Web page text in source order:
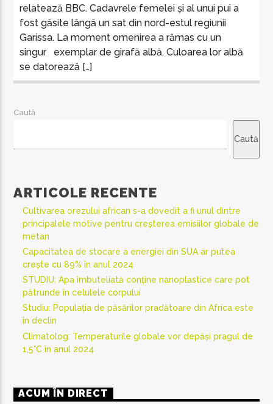
relatează BBC. Cadavrele femelei și al unui pui a
fost găsite lângă un sat din nord-estul regiunii
Garissa. La moment omenirea a rămas cu un
singur exemplar de girafă albă. Culoarea lor albă
se datorează […]
Caută
Caută
ARTICOLE RECENTE
Cultivarea orezului african s-a dovedit a fi unul dintre
principalele motive pentru creșterea emisiilor globale de
metan
Capacitatea de stocare a energiei din SUA ar putea
crește cu 89% în anul 2024
STUDIU: Apa îmbuteliată conține nanoplastice care pot
pătrunde în celulele corpului
Studiu: Populația de păsărilor pradătoare din Africa este
în declin
Climatolog: Temperaturile globale vor depăși pragul de
1,5°C în anul 2024
ACUM ÎN DIRECT